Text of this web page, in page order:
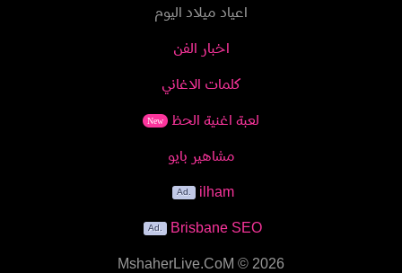
اعياد ميلاد اليوم
اخبار الفن
كلمات الاغاني
لعبة اغنية الحظ New
مشاهير بايو
ilham
Brisbane SEO
MshaherLive.CoM © 2026